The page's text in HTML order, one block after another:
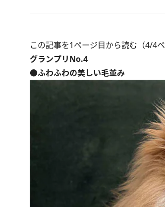
この記事を1ページ目から読む（4/4ペ
グランプリNo.4
●ふわふわの美しい毛並み